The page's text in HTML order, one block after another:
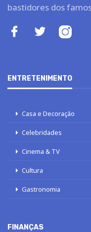
bastidores dos
ENTRETENIMENTO
Casa e Decoração
Celebridades
Cinema & TV
Cultura
Gastronomia
FINANÇAS